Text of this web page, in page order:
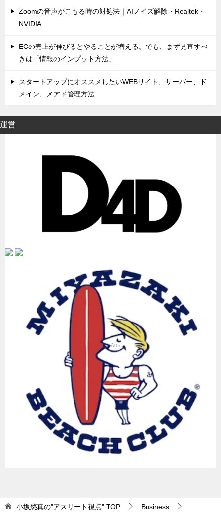
Zoomの音声がこもる時の対処法｜AIノイズ解除・Realtek・
NVIDIA
ECの売上が伸びるとやることが増える。でも、まず見直すべ
きは「情報のインプット方法」
スタートアップにオススメしたいWEBサイト、サーバー、ド
メイン、メアド管理方法
運営
小坂悠真の"アスリート視点" TOP Business